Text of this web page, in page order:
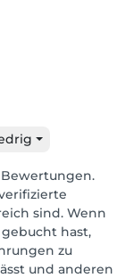
sind. Wenn
hast,
zu
und anderen